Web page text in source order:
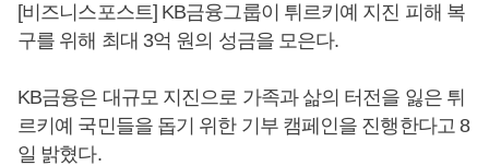
[비즈니스포스트] KB금융그룹이 튀르키예 지진 피해 복
구를 위해 최대 3억 원의 성금을 모은다.
KB금융은 대규모 지진으로 가족과 삶의 터전을 잃은 튀
르키예 국민들을 돕기 위한 기부 캠페인을 진행한다고 8
일 밝혔다.